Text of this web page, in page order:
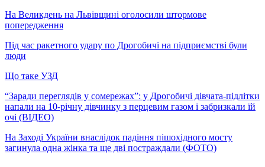
На Великдень на Львівщині оголосили штормове
попередження
Під час ракетного удару по Дрогобичі на підприємстві були
люди
Що таке УЗД
“Заради переглядів у сомережах”: у Дрогобичі дівчата-підлітки
напали на 10-річну дівчинку з перцевим газом і забризкали їй
очі (ВІДЕО)
На Заході України внаслідок падіння пішохідного мосту
загинула одна жінка та ще дві постраждали (ФОТО)